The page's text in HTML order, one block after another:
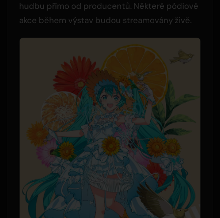
hudbu přímo od producentů. Některé pódiové
akce během výstav budou streamovány živě.